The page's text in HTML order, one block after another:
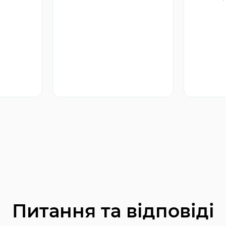
Питання та відповіді